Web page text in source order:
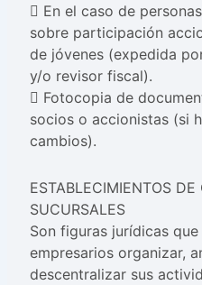
 En el caso de
sobre participación
de jóvenes (expedida
y/o revisor fiscal).
 Fotocopia de
socios o accionistas (si
cambios).
ESTABLECIMIENTOS
SUCURSALES
Son figuras jurídicas
empresarios organizar,
descentralizar sus